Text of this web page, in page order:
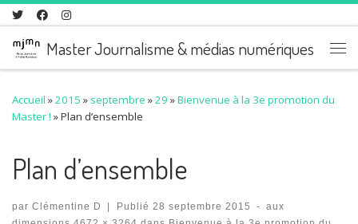
Skip to content
Master Journalisme & médias numériques
Accueil »2015 » septembre »29 »Bienvenue à la 3e promotion du
Master ! »Plan d’ensemble
Plan d’ensemble
par Clémentine D | Publié 28 septembre 2015 -
aux